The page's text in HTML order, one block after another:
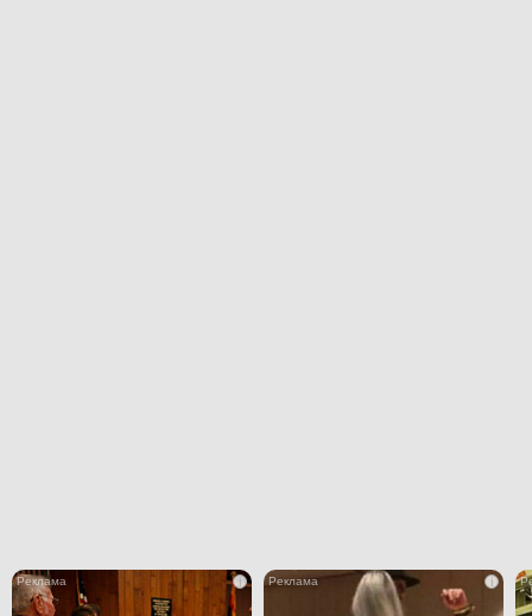
i i